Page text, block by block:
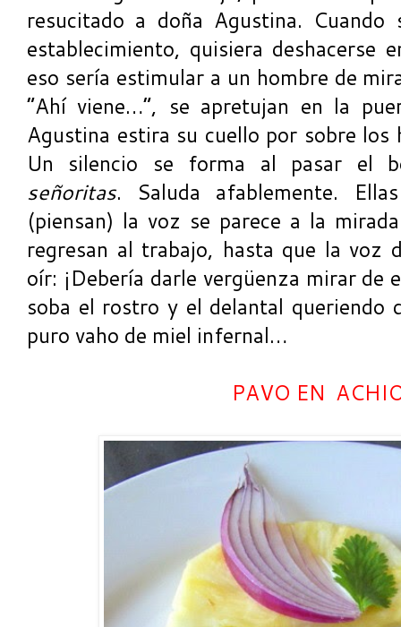
resucitado a doña Agustina.
establecimiento, quisiera deshacerse
eso sería estimular a un hombre de
“Ahí viene…”, se apretujan en la
Agustina estira su cuello por sobre los
Un silencio se forma al pasar el
señoritas. Saluda afablemente.
(piensan) la voz se parece a la
regresan al trabajo, hasta que la voz
oír: ¡Debería darle vergüenza mirar de
soba el rostro y el delantal queriendo
puro vaho de miel infernal…
PAVO EN